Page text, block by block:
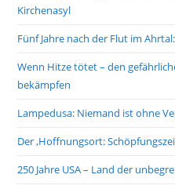
Kirchenasyl
Fünf Jahre nach der Flut im
Wenn Hitze tötet – den
bekämpfen
Lampedusa: Niemand ist ohne
Der ‚Hoffnungsort:
250 Jahre USA – Land der